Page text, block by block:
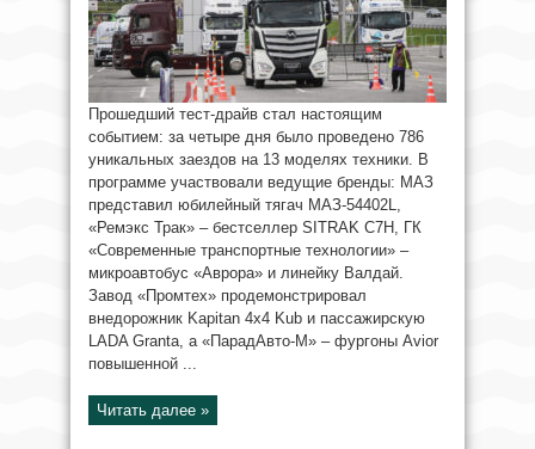
Прошедший тест-драйв стал настоящим
событием: за четыре дня было проведено 786
уникальных заездов на 13 моделях техники. В
программе участвовали ведущие бренды: МАЗ
представил юбилейный тягач МАЗ-54402L,
«Ремэкс Трак» – бестселлер SITRAK С7Н, ГК
«Современные транспортные технологии» –
микроавтобус «Аврора» и линейку Валдай.
Завод «Промтех» продемонстрировал
внедорожник Kapitan 4х4 Kub и пассажирскую
LADA Granta, а «ПарадАвто-М» – фургоны Avior
повышенной ...
Читать далее »